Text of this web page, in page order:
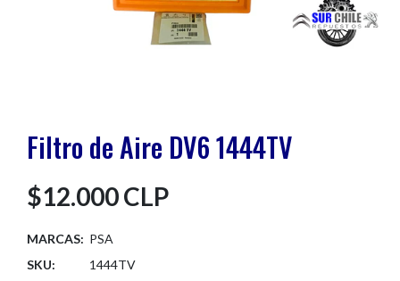
Filtro de Aire DV6 1444TV
$12.000 CLP
MARCAS: PSA
SKU:
1444TV